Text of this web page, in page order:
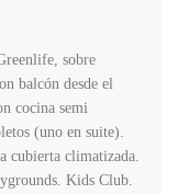
sobre
balcón desde el
cocina semi
(uno en suite).
cubierta climatizada.
Kids Club.